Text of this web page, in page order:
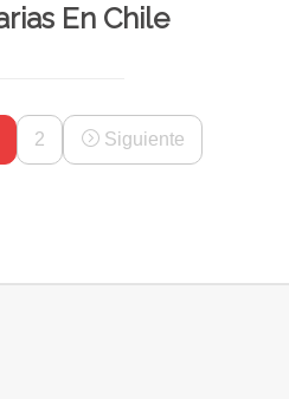
En Chile
2 Siguiente